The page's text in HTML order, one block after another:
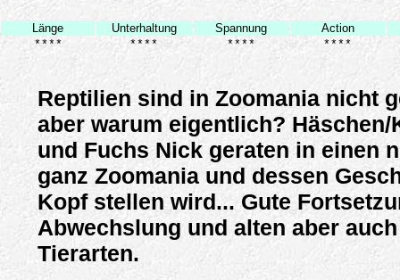
Länge Unterhaltung Spannung
Action
****
**** **** ****
Reptilien sind in Zoomania nicht
aber warum eigentlich?
und Fuchs Nick geraten in einen
ganz Zoomania und dessen
Kopf stellen wird... Gute
Abwechslung und alten aber
Tierarten.